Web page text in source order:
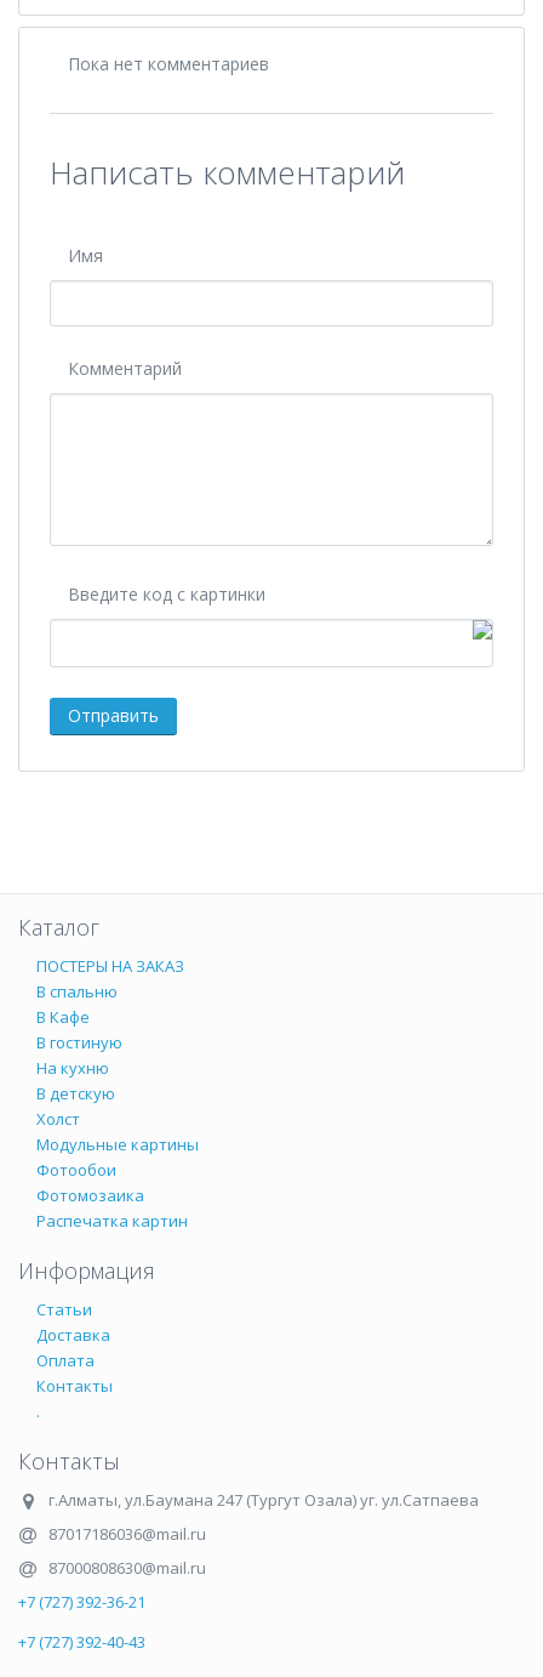
Пока нет комментариев
Написать комментарий
Имя
Комментарий
Введите код с картинки
Каталог
ПОСТЕРЫ НА ЗАКАЗ
В спальню
В Кафе
В гостиную
На кухню
В детскую
Холст
Модульные картины
Фотообои
Фотомозаика
Распечатка картин
Информация
Статьи
Доставка
Оплата
Контакты
.
Контакты
г.Алматы,ул.Баумана 247 (Тургут Озала) уг. ул.Сатпаева
87017186036@mail.ru
87000808630@mail.ru
+7 (727) 392-36-21
+7 (727) 392-40-43